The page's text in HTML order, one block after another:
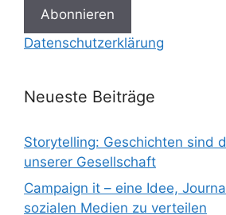
Datenschutzerklärung
Neueste Beiträge
Storytelling: Geschichten sind
unserer Gesellschaft
Campaign it – eine Idee,
sozialen Medien zu verteilen